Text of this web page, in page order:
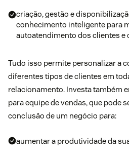
criação, gestão e
conhecimento inteligente para
autoatendimento dos clientes e
Tudo isso permite personalizar a
diferentes tipos de clientes em
relacionamento. Investa também
para equipe de vendas, que pode
conclusão de um negócio para:
aumentar a produtividade da